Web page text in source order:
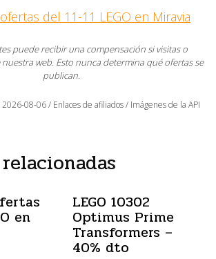
del 11-11 LEGO en Miravia
puede recibir una compensación si visitas o
web. Esto nunca determina qué ofertas se
publican.
08-06 / Enlaces de afiliados / Imágenes de la API
en
LEGO 10302
Optimus Prime
Transformers –
40% dto